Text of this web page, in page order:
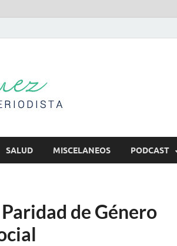
SALUD MISCELANEOS PODCAST
de Género